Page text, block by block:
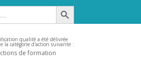
Search Button
qualité a été délivrée
la catégorie d'action suivante :
de formation